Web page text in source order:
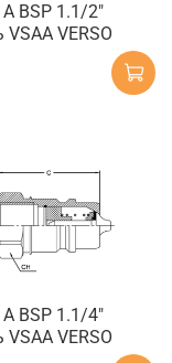
BSP 1.1/2"
VSAA VERSO
BSP 1.1/4"
VERSO